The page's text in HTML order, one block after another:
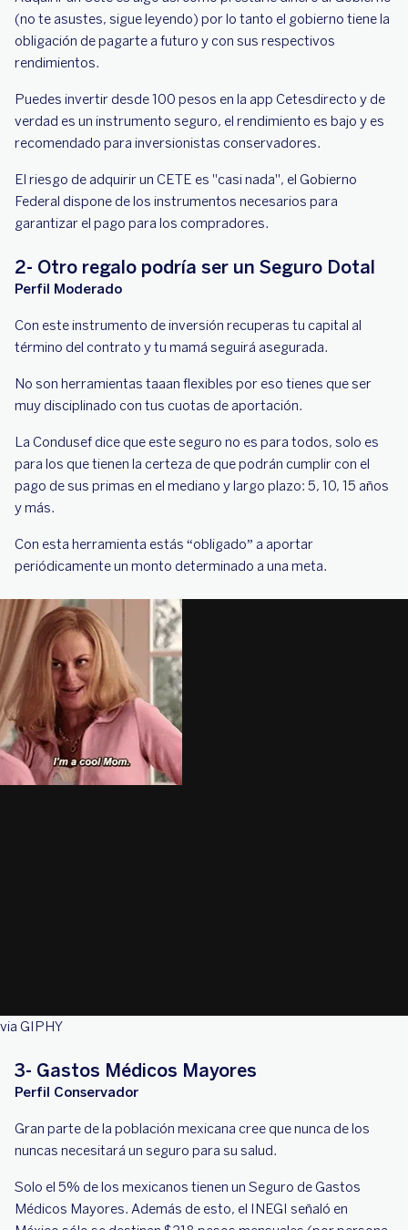
(no te asustes, sigue leyendo) por lo tanto el gobierno tiene la
obligación de pagarte a futuro y con sus respectivos
rendimientos.
Puedes invertir desde 100 pesos en la app Cetesdirecto y de
verdad es un instrumento seguro, el rendimiento es bajo y es
recomendado para inversionistas conservadores.
El riesgo de adquirir un CETE es "casi nada", el Gobierno
Federal dispone de los instrumentos necesarios para
garantizar el pago para los compradores.
2- Otro regalo podría ser un Seguro Dotal
Perfil Moderado
Con este instrumento de inversión recuperas tu capital al
término del contrato y tu mamá seguirá asegurada.
No son herramientas taaan flexibles por eso tienes que ser
muy disciplinado con tus cuotas de aportación.
La Condusef dice que este seguro no es para todos, solo es
para los que tienen la certeza de que podrán cumplir con el
pago de sus primas en el mediano y largo plazo: 5, 10, 15 años
y más.
Con esta herramienta estás “obligado” a aportar
periódicamente un monto determinado a una meta.
via GIPHY
3- Gastos Médicos Mayores
Perfil Conservador
Gran parte de la población mexicana cree que nunca de los
nuncas necesitará un seguro para su salud.
Solo el 5% de los mexicanos tienen un Seguro de Gastos
Médicos Mayores. Además de esto, el INEGI señaló en